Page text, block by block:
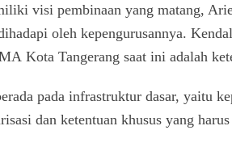
visi pembinaan yang matang,
oleh kepengurusannya.
Kota Tangerang saat ini adalah
pada infrastruktur dasar, yaitu
dan ketentuan khusus yang